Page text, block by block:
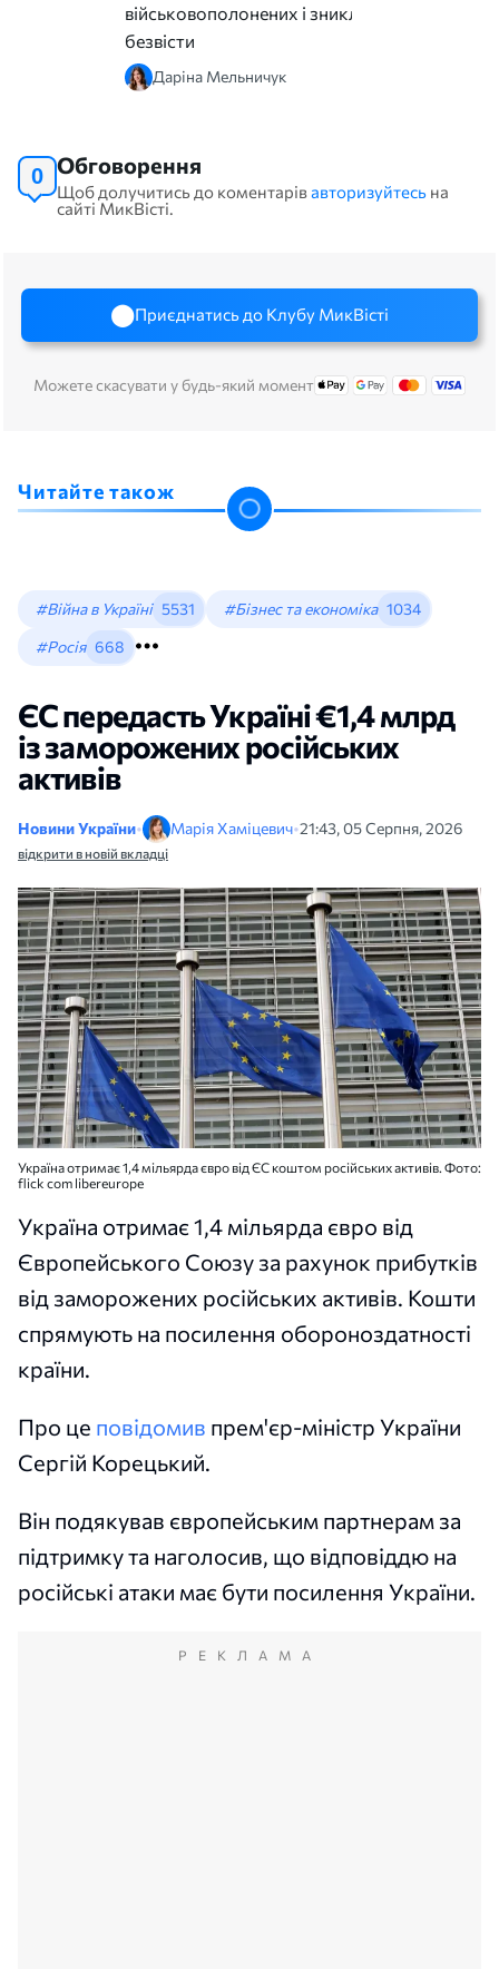
військовополонених і зниклих
безвісти
Даріна Мельничук
0 Обговорення
Щоб долучитись до коментарівавторизуйтесь на
сайті МикВісті.
Приєднатись до Клубу МикВісті
Можете скасувати у будь-який момент
Читайте також
#Війна в Україні 5531 #Бізнес та економіка 1034
#Росія 668
ЄС передасть Україні €1,4 млрд
із заморожених російських
активів
Новини України• Марія Хаміцевич•21:43, 05 Серпня, 2026
відкрити в новій вкладці
Україна отримає 1,4 мільярда євро від ЄС коштом російських активів. Фото:
flick com libereurope
Україна отримає 1,4 мільярда євро від
Європейського Союзу за рахунок прибутків
від заморожених російських активів. Кошти
спрямують на посилення обороноздатності
країни.
Про це повідомив прем'єр-міністр України
Сергій Корецький.
Він подякував європейським партнерам за
підтримку та наголосив, що відповіддю на
російські атаки має бути посилення України.
РЕКЛАМА